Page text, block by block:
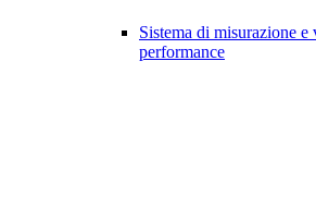
Sistema di misurazione e
performance